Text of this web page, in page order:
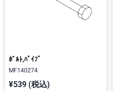
ﾎﾞﾙﾄ,ﾊﾟｲﾌﾟ
MF140274
¥539 (税込)